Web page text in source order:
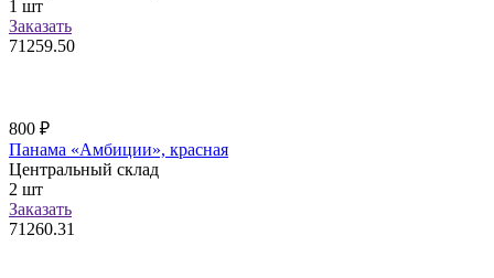
1 шт
Заказать
71259.50
800 ₽
Панама «Амбиции», красная
Центральный склад
2 шт
Заказать
71260.31